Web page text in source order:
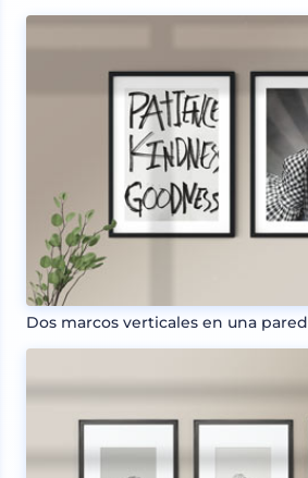
Dos marcos verticales en una pared